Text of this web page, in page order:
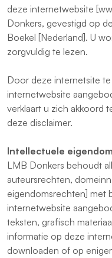
deze internetwebsite [
Donkers, gevestigd op
Boekel [Nederland]. U
zorgvuldig te lezen.
Door deze internetsite
internetwebsite
verklaart u zich akkoord
deze disclaimer.
Intellectuele
LMB Donkers behoudt
auteursrechten,
eigendomsrechten] met
internetwebsite
teksten, grafisch
informatie op deze
downloaden of op